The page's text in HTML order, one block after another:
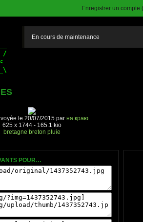
Enregistrer un compte
En cours de maintenance
le 20/07/2015 par на краю
625 x 1744 - 165.1 kio
bretagne breton pluie
POUR…